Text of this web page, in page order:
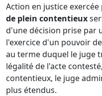
Action en justice
de plein contentieux
d'une décision prise par
l'exercice d'un pouvoir
au terme duquel le juge
légalité de l'acte
contentieux, le juge
plus étendus.